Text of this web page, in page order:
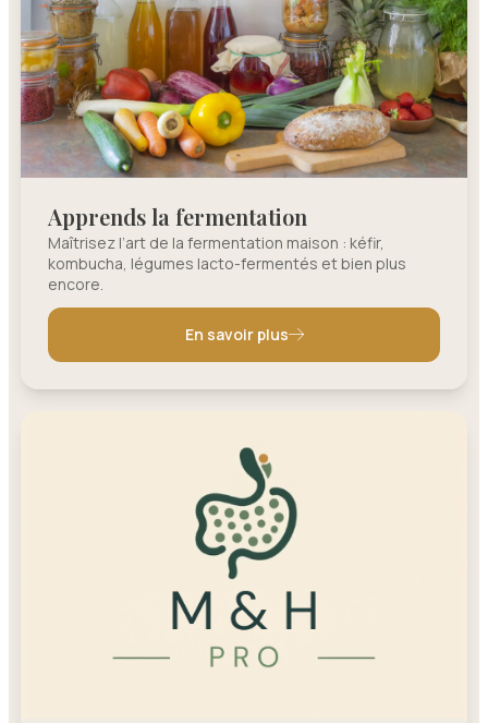
Apprends la fermentation
Maîtrisez l’art de la fermentation maison : kéfir,
kombucha, légumes lacto-fermentés et bien plus
encore.
En savoir plus